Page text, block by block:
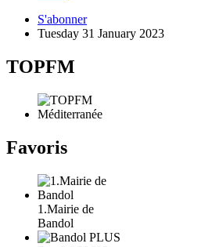
S'abonner
Tuesday 31 January 2023
TOPFM
Favoris
1.Mairie de
Bandol